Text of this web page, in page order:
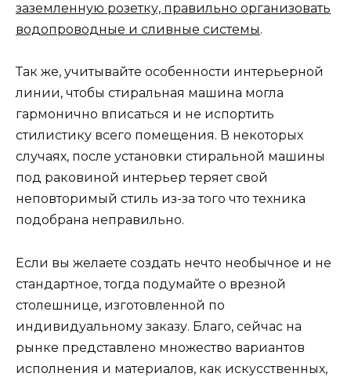
заземленную розетку, правильно организовать
водопроводные и сливные системы.
Так же, учитывайте особенности интерьерной
линии, чтобы стиральная машина могла
гармонично вписаться и не испортить
стилистику всего помещения. В некоторых
случаях, после установки стиральной машины
под раковиной интерьер теряет свой
неповторимый стиль из-за того что техника
подобрана неправильно.
Если вы желаете создать нечто необычное и не
стандартное, тогда подумайте о врезной
столешнице, изготовленной по
индивидуальному заказу. Благо, сейчас на
рынке представлено множество вариантов
исполнения и материалов, как искусственных,